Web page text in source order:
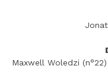
Maxwell Woledzi